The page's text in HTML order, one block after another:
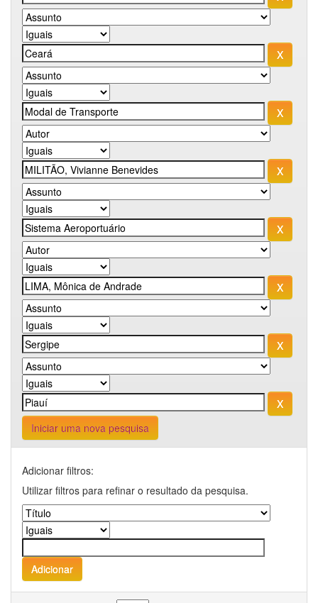
Iniciar uma nova pesquisa
Adicionar filtros:
Utilizar filtros para refinar o resultado da pesquisa.